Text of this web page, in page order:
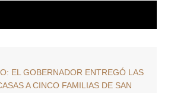
EL GOBERNADOR ENTREGÓ LAS
A CINCO FAMILIAS DE SAN